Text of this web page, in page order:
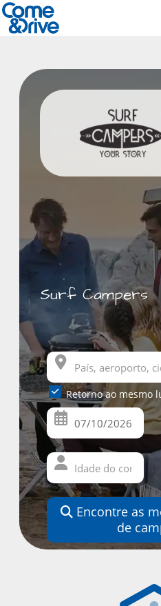
Surf Campers
Retorno ao mesmo
Encontre as
de